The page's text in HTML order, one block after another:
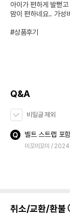
아이가 편하게 발뻗
맘이 편하네요.. 가
#상품후기
Q&A
비밀글 제외
벨트 스트랩 포
미꼬미꼬미
취소/교환/환불